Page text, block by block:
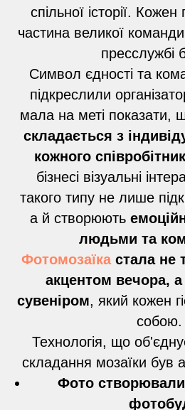
спільної історії.
частина великої
пресслужбі
Символ єдності та
підкреслили
мала на меті показати,
складається з
кожного
бізнесі візуальні
такого типу не лише
а й створюють
людьми та
Фотомозаїкастала не
акцентом вечора,
сувеніром, який кожен
собою.
Технологія, що
складання мозаїки був
Фото